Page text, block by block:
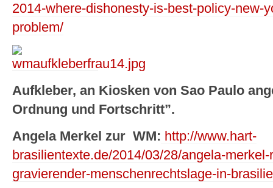
2014-where-dishonesty-is-best-policy-new-
problem/
Aufkleber, an Kiosken von Sao Paulo
Ordnung und Fortschritt”.
Angela Merkel zur WM: http://www.hart-
brasilientexte.de/2014/03/28/angela-
gravierender-menschenrechtslage-in-